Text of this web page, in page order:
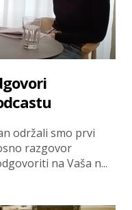
održali smo prvi
razgovor
na Vaša n...